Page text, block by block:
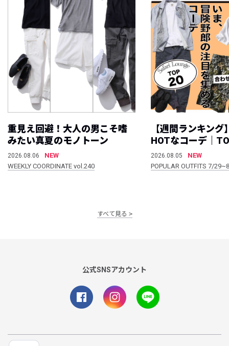
重見え回避！大人の男こそ嗜
みたい真夏のモノトーン
2026.08.06
NEW
WEEKLY COORDINATE vol.240
【週間ランキング
HOTなコーデ｜
2026.08.05
NEW
POPULAR OUTFITS 7/
すべて見る
公式SNSアカウント